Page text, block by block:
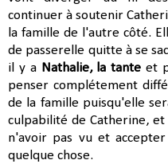
continuer à soutenir
la famille de l'autre côté.
de passerelle quitte à se
il y a Nathalie, la tante et
penser complétement
de la famille puisqu'elle
culpabilité de Catherine,
n'avoir pas vu et
quelque chose.